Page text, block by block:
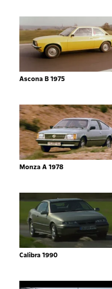
Ascona B 1975
Monza A 1978
Calibra 1990